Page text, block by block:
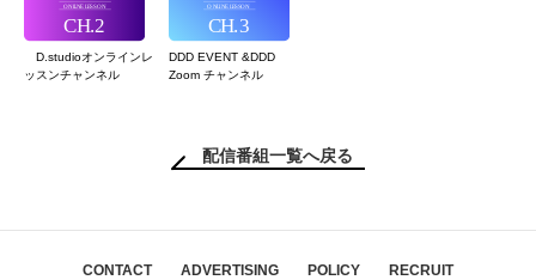
D.studioオンラインレ
ッスンチャンネル
DDD EVENT &DDD
Zoom チャンネル
配信番組一覧へ戻る
CONTACT ADVERTISING POLICY RECRUIT